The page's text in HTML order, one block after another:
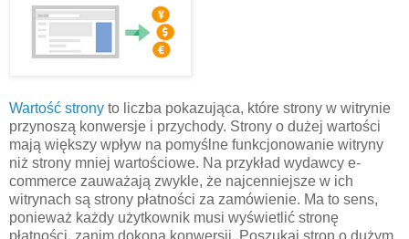
Wartość strony to liczba pokazująca, które strony w witrynie
przynoszą konwersje i przychody. Strony o dużej wartości
mają większy wpływ na pomyślne funkcjonowanie witryny
niż strony mniej wartościowe. Na przykład wydawcy e-
commerce zauważają zwykle, że najcenniejsze w ich
witrynach są strony płatności za zamówienie. Ma to sens,
ponieważ każdy użytkownik musi wyświetlić stronę
płatności, zanim dokona konwersji. Poszukaj stron o dużym